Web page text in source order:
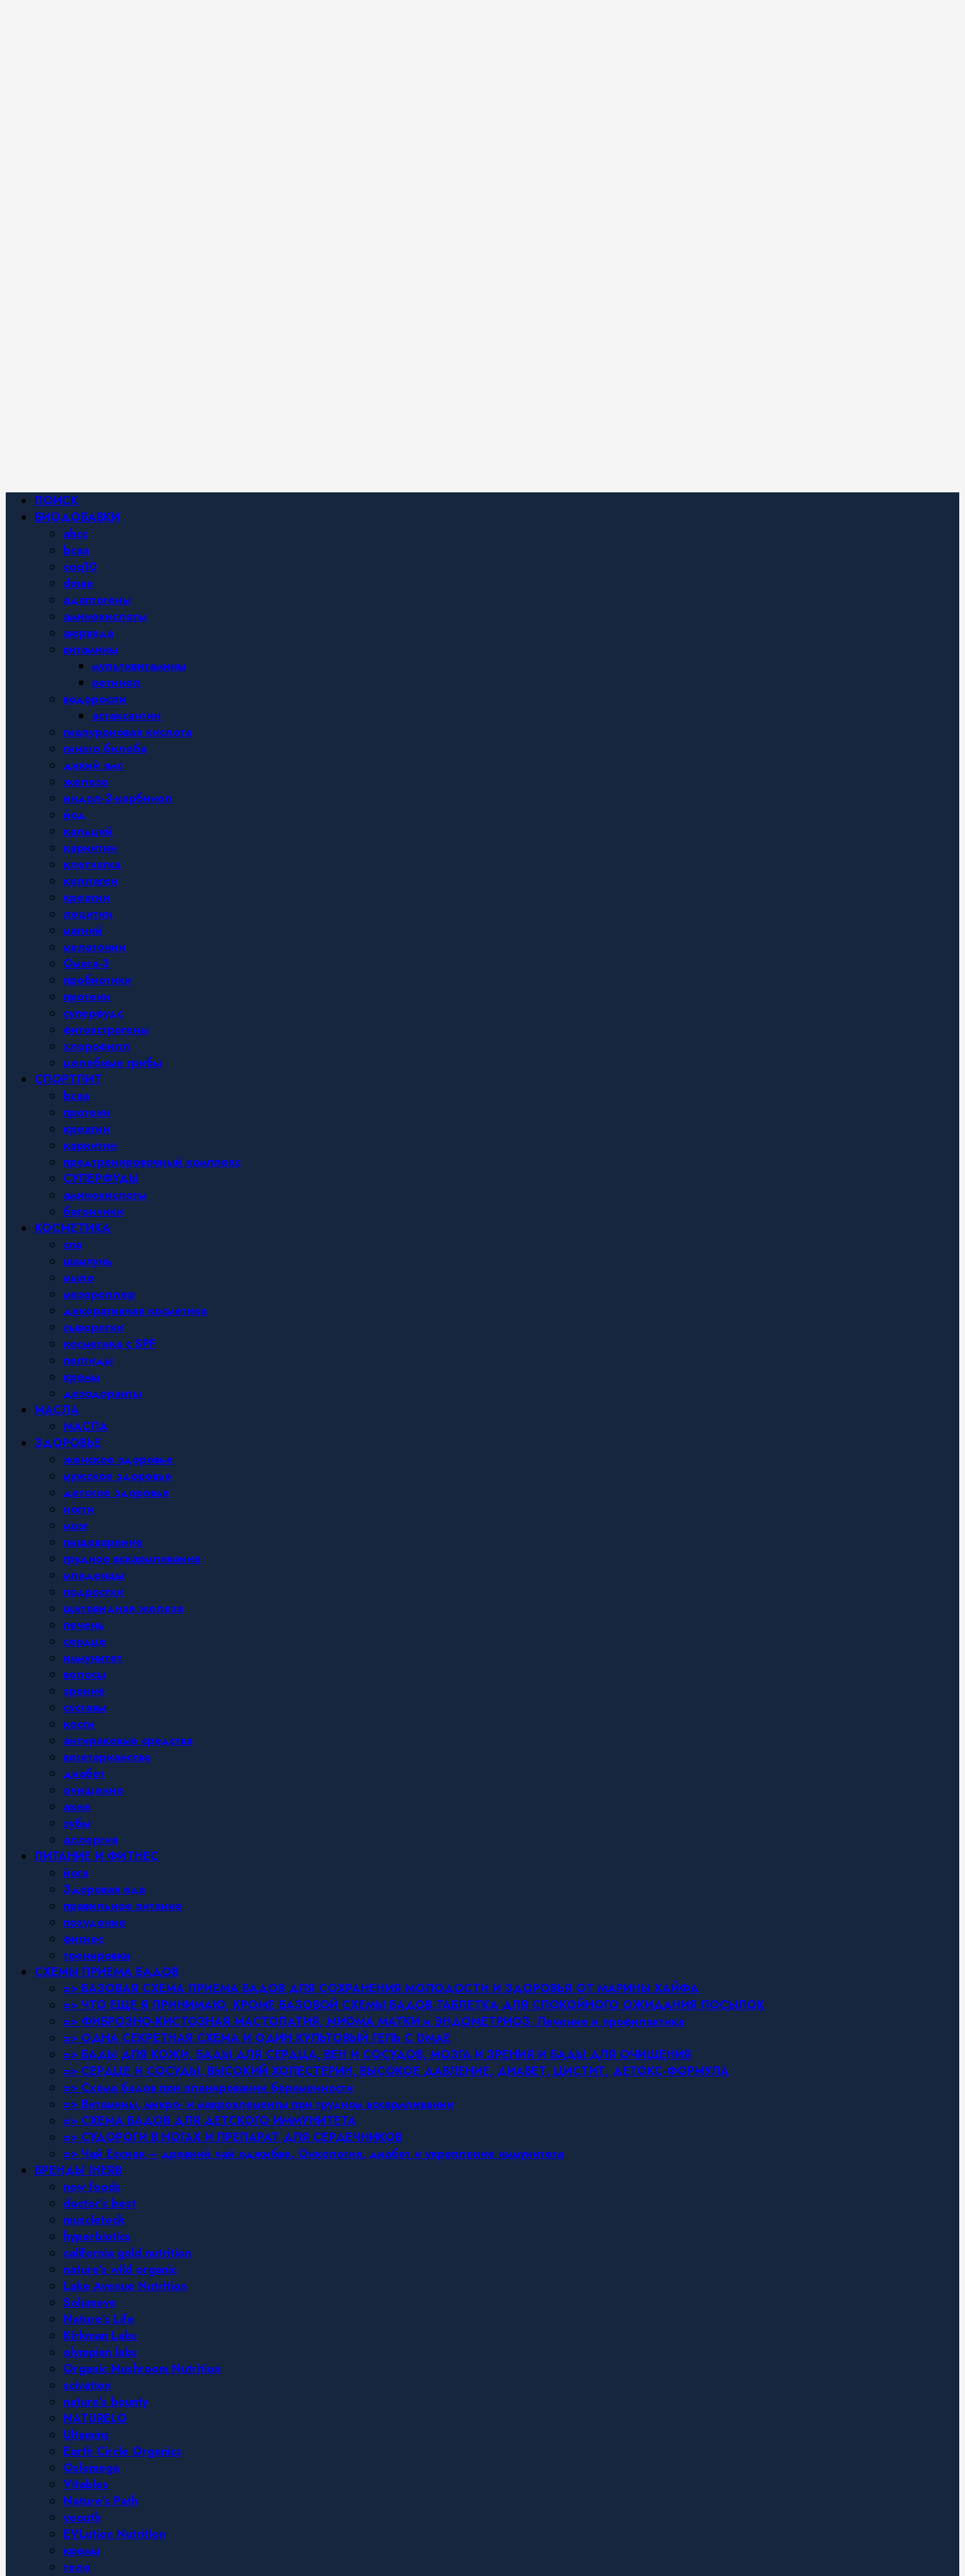
Основное
меню
ПОИСК
БИОДОБАВКИ
ahcc
bcaa
coq10
dmae
адаптогены
аминокислоты
аюрведа
витамины
мультивитамины
ретинол
водоросли
астаксантин
гиалуроновая кислота
гинкго билоба
дикий ямс
железо
индол-3-карбинол
йод
кальций
карнитин
клетчатка
коллаген
креатин
лецитин
магний
мелатонин
Омега-3
пробиотики
протеин
суперфудс
фитоэстрогены
хлорофилл
целебные грибы
СПОРТПИТ
bcaa
протеин
креатин
карнитин
предтренировочный комплекс
СУПЕРФУДЫ
аминокислоты
батончики
КОСМЕТИКА
спа
шампунь
мыло
мезороллер
декоративная косметика
сыворотки
косметика с SPF
пептиды
кремы
дезодоранты
МАСЛА
МАСЛА
ЗДОРОВЬЕ
женское здоровье
мужское здоровье
детское здоровье
ногти
мозг
пищеварение
грудное вскармливание
младенцы
подростки
щитовидная железа
печень
сердце
иммунитет
волосы
зрение
суставы
кости
антираковые средства
вегетарианство
диабет
очищение
акне
зубы
аллергия
ПИТАНИЕ И ФИТНЕС
йога
Здоровая еда
правильное питание
похудение
фитнес
тренировки
СХЕМЫ ПРИЕМА БАДОВ
=> БАЗОВАЯ СХЕМА ПРИЕМА БАДОВ ДЛЯ СОХРАНЕНИЯ МОЛОДОСТИ И ЗДОРОВЬЯ ОТ МАРИНЫ ХАЙФА
=> ЧТО ЕЩЕ Я ПРИНИМАЮ, КРОМЕ БАЗОВОЙ СХЕМЫ БАДОВ.ТАБЛЕТКА ДЛЯ СПОКОЙНОГО ОЖИДАНИЯ ПОСЫЛОК
=> ФИБРОЗНО-КИСТОЗНАЯ МАСТОПАТИЯ, МИОМА МАТКИ и ЭНДОМЕТРИОЗ. Лечение и профилактика
=> ОДНА СЕКРЕТНАЯ СХЕМА И ОДИН КУЛЬТОВЫЙ ГЕЛЬ С DMAE
=> БАДЫ ДЛЯ КОЖИ, БАДЫ ДЛЯ СЕРДЦА, ВЕН И СОСУДОВ, МОЗГА И ЗРЕНИЯ И БАДЫ ДЛЯ ОЧИЩЕНИЯ
=> СЕРДЦЕ И СОСУДЫ, ВЫСОКИЙ ХОЛЕСТЕРИН, ВЫСОКОЕ ДАВЛЕНИЕ, ДИАБЕТ, ЦИСТИТ, ДЕТОКС-ФОРМУЛА
=> Схема бадов при планировании беременности
=> Витамины, микро- и макроэлементы при грудном вскармливании
=> СХЕМА БАДОВ ДЛЯ ДЕТСКОГО ИММУНИТЕТА
=> СУДОРОГИ В НОГАХ И ПРЕПАРАТ ДЛЯ СЕРДЕЧНИКОВ
=> Чай Ессиак – древний чай оджибве. Онкология, диабет и укрепление иммунитета
БРЕНДЫ IHERB
now foods
doctor’s best
muscletech
hyperbiotics
california gold nutrition
nature’s wild organic
Lake Avenue Nutrition
Solumeve
Nature’s Life
Kirkman Labs
olympian labs
Organic Mushroom Nutrition
scivation
nature’s bounty
NATURELO
Ultamins
Earth Circle Organics
Oslomega
Vitables
Nature’s Path
yeouth
EVLution Nutrition
кремы
тело